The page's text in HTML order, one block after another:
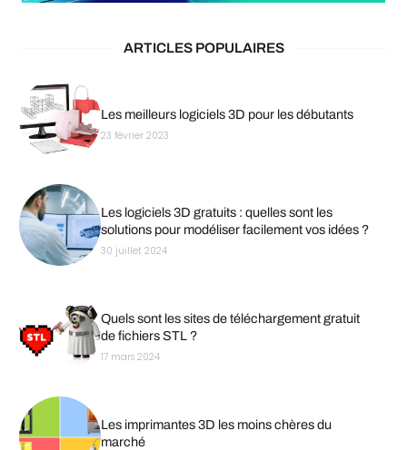
ARTICLES POPULAIRES
Les meilleurs logiciels 3D pour les débutants
23 février 2023
Les logiciels 3D gratuits : quelles sont les
solutions pour modéliser facilement vos idées ?
30 juillet 2024
Quels sont les sites de téléchargement gratuit
de fichiers STL ?
17 mars 2024
Les imprimantes 3D les moins chères du
marché